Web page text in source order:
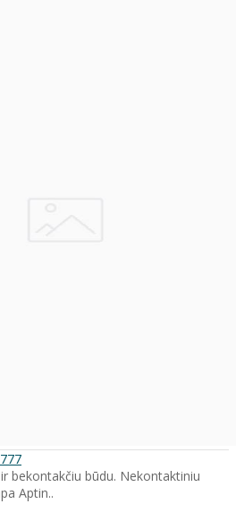
bekontakčiu būdu. Nekontaktiniu
Aptin..